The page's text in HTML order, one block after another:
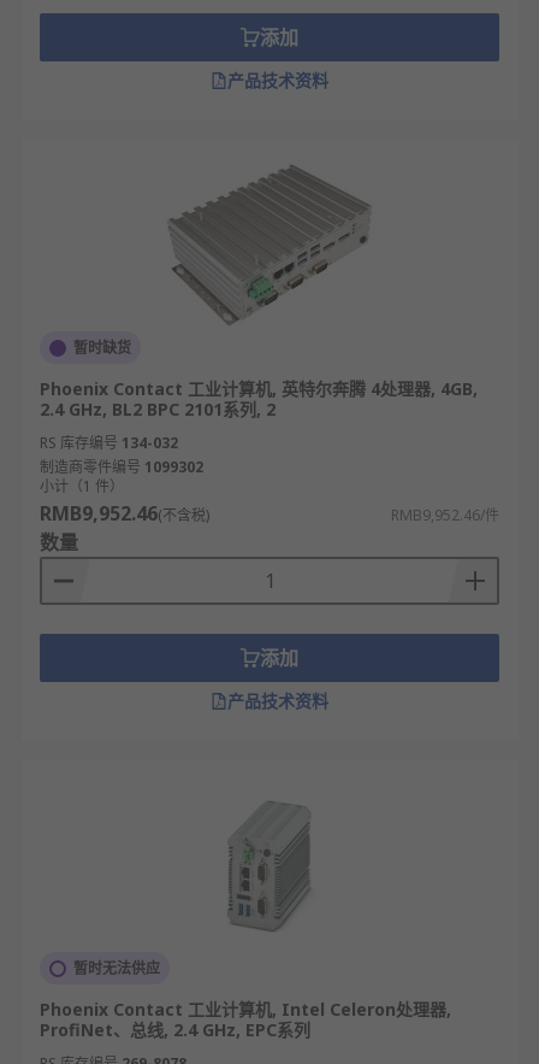
添加
产品技术资料
暂时缺货
Phoenix Contact 工业计算机, 英特尔奔腾 4处理器, 4GB,
2.4 GHz, BL2 BPC 2101系列, 2
RS 库存编号 134-032
制造商零件编号 1099302
小计（1 件）
RMB9,952.46(不含税) RMB9,952.46/件
数量
添加
产品技术资料
暂时无法供应
Phoenix Contact 工业计算机, Intel Celeron处理器,
ProfiNet、总线, 2.4 GHz, EPC系列